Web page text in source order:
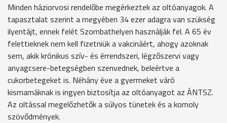
Minden háziorvosi rendelőbe megérkeztek az oltóanyagok. A
tapasztalat szerint a megyében 34 ezer adagra van szükség
ilyentájt, ennek felét Szombathelyen használják fel. A 65 év
felettieknek nem kell fizetniük a vakcináért, ahogy azoknak
sem, akik krónikus szív- és érrendszeri, légzőszervi vagy
anyagcsere-betegségben szenvednek, beleértve a
cukorbetegeket is. Néhány éve a gyermeket váró
kismamáknak is ingyen biztosítja az oltóanyagot az ÁNTSZ.
Az oltással megelőzhetők a súlyos tünetek és a komoly
szövődmények.